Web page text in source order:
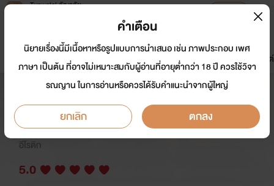
Tunwalai ธัญวลัย
หน้าแรก นิยาย อีบุ๊ก การ์ตูน
มาใหม่
ดรีมแชท ธัญลิสต์
bet love mafia | เดิมพันรักมาเฟีย
นักเขียน:ต้นอ้อ❤️
อีโรติก
5.0
คำเตือน
นิยายเรื่องนี้มีเนื้อหาหรือรูปแบบการนำเสนอ เช่น ภาพประกอบ เพศ
ภาษา เป็นต้น ที่อาจไม่เหมาะสมกับผู้อ่านที่อายุต่ำกว่า 18 ปี ควรใช้วิจา
รณญาน ในการอ่านหรือควรได้รับคำแนะนำจากผู้ใหญ่
ยกเลิก ตกลง